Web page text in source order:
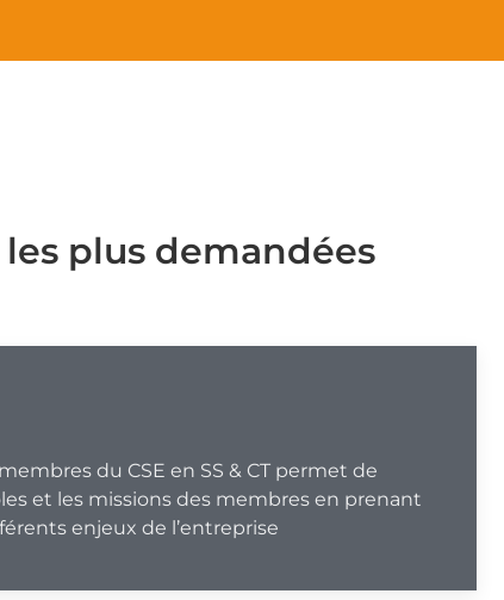
plus demandées
du CSE en SS & CT permet de
et les missions des membres en prenant
enjeux de l’entreprise